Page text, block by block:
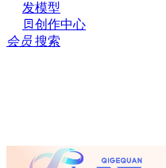
发模型
创作中心
会员 搜索